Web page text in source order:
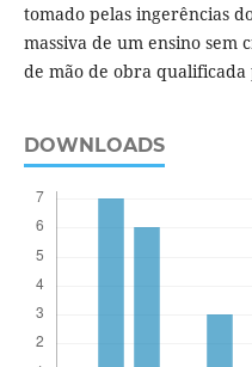
tomado pelas ingerências
massiva de um ensino sem
de mão de obra
DOWNLOADS